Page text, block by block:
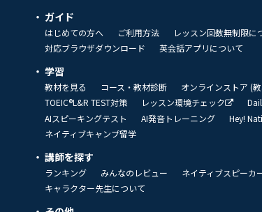
ガイド
はじめての方へ ご利用方法 レッスン回数無制限に
対応ブラウザダウンロード
英会話アプリについて
学習
教材を見る コース・教材診断 オンラインストア (
TOEIC®L&R TEST対策
レッスン環境チェック
AIスピーキングテスト
AI発音トレーニング Hey!
ネイティブキャンプ留学
講師を探す
ランキング みんなのレビュー ネイティブスピーカ
キャラクター先生について